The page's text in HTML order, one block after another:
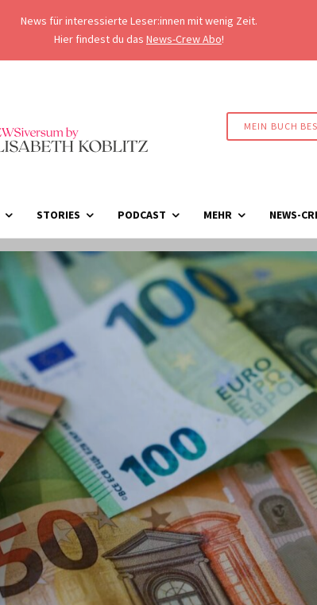
News für interessierte Leser:innen mit wenig Zeit.
Hier findest du das News-Crew Abo!
MEIN BUCH
STORIES PODCAST MEHR NEWS-